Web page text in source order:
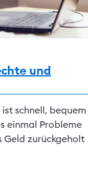
und
schnell, bequem
einmal Probleme
Geld zurückgeholt